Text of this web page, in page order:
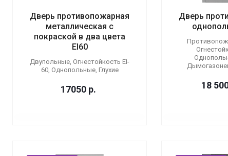
Дверь противопожарная
металлическая с
покраской в два цвета
EI60
Двупольные, Огнестойкость EI-
60, Однопольные, Глухие
17050 р.
Дверь
18